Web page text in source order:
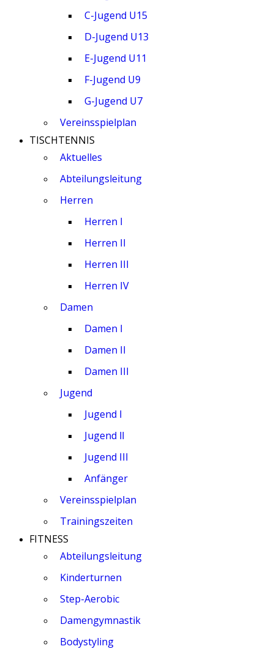
C-Jugend U15
D-Jugend U13
E-Jugend U11
F-Jugend U9
G-Jugend U7
Vereinsspielplan
TISCHTENNIS
Aktuelles
Abteilungsleitung
Herren
Herren I
Herren II
Herren III
Herren IV
Damen
Damen I
Damen II
Damen III
Jugend
Jugend I
Jugend ll
Jugend III
Anfänger
Vereinsspielplan
Trainingszeiten
FITNESS
Abteilungsleitung
Kinderturnen
Step-Aerobic
Damengymnastik
Bodystyling